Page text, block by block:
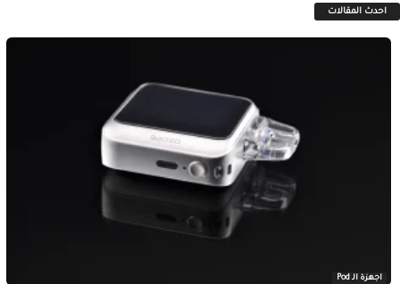
احدث المقالات
اجهزة الـ Pod